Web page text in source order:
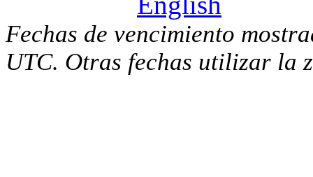
Fechas de vencimiento
UTC. Otras fechas utilizar la